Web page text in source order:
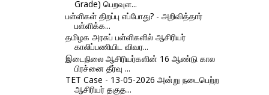
Grade) பெறவுள...
பள்ளிகள் திறப்பு எப்போது? - அறிவித்தார்
பள்ளிக்க...
தமிழக அரசுப் பள்ளிகளில் ஆசிரியர்
காலிப்பணியிட விவர...
இடைநிலை ஆசிரியர்களின் 16 ஆண்டு கால
பிரச்னை தீர்வு ...
TET Case - 13-05-2026 அன்று நடைபெற்ற
ஆசிரியர் தகுத...